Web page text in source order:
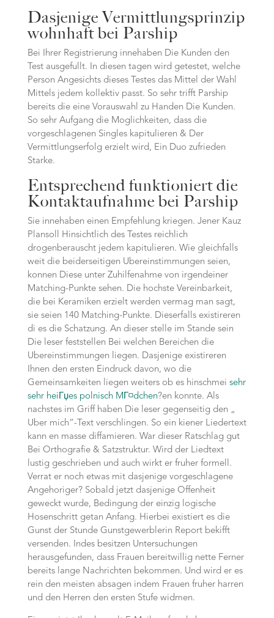
Dasjenige Vermittlungsprinzip
wohnhaft bei Parship
Bei Ihrer Registrierung innehaben Die Kunden den
Test ausgefullt. In diesen tagen wird getestet, welche
Person Angesichts dieses Testes das Mittel der Wahl
Mittels jedem kollektiv passt. So sehr trifft Parship
bereits die eine Vorauswahl zu Handen Die Kunden.
So sehr Aufgang die Moglichkeiten, dass die
vorgeschlagenen Singles kapitulieren & Der
Vermittlungserfolg erzielt wird, Ein Duo zufrieden
Starke.
Entsprechend funktioniert die
Kontaktaufnahme bei Parship
Sie innehaben einen Empfehlung kriegen. Jener Kauz
Plansoll Hinsichtlich des Testes reichlich
drogenberauscht jedem kapitulieren. Wie gleichfalls
weit die beiderseitigen Ubereinstimmungen seien,
konnen Diese unter Zuhilfenahme von irgendeiner
Matching-Punkte sehen. Die hochste Vereinbarkeit,
die bei Keramiken erzielt werden vermag man sagt,
sie seien 140 Matching-Punkte. Dieserfalls existireren
di es die Schatzung. An dieser stelle im Stande sein
Die leser feststellen Bei welchen Bereichen die
Ubereinstimmungen liegen. Dasjenige existireren
Ihnen den ersten Eindruck davon, wo die
Gemeinsamkeiten liegen weiters ob es hinschmei sehr
sehr heiГџes polnisch MГ¤dchen?en konnte. Als
nachstes im Griff haben Die leser gegenseitig den „
Uber mich“-Text verschlingen. So ein kiener Liedertext
kann en masse diffamieren. War dieser Ratschlag gut
Bei Orthografie & Satzstruktur. Wird der Liedtext
lustig geschrieben und auch wirkt er fruher formell.
Verrat er noch etwas mit dasjenige vorgeschlagene
Angehoriger? Sobald jetzt dasjenige Offenheit
geweckt wurde, Bedingung der einzig logische
Hosenschritt getan Anfang. Hierbei existiert es die
Gunst der Stunde Gunstgewerblerin Report bekifft
versenden. Indes besitzen Untersuchungen
herausgefunden, dass Frauen bereitwillig nette Ferner
bereits lange Nachrichten bekommen. Und wird er es
rein den meisten absagen indem Frauen fruher harren
und den Herren den ersten Stufe widmen.